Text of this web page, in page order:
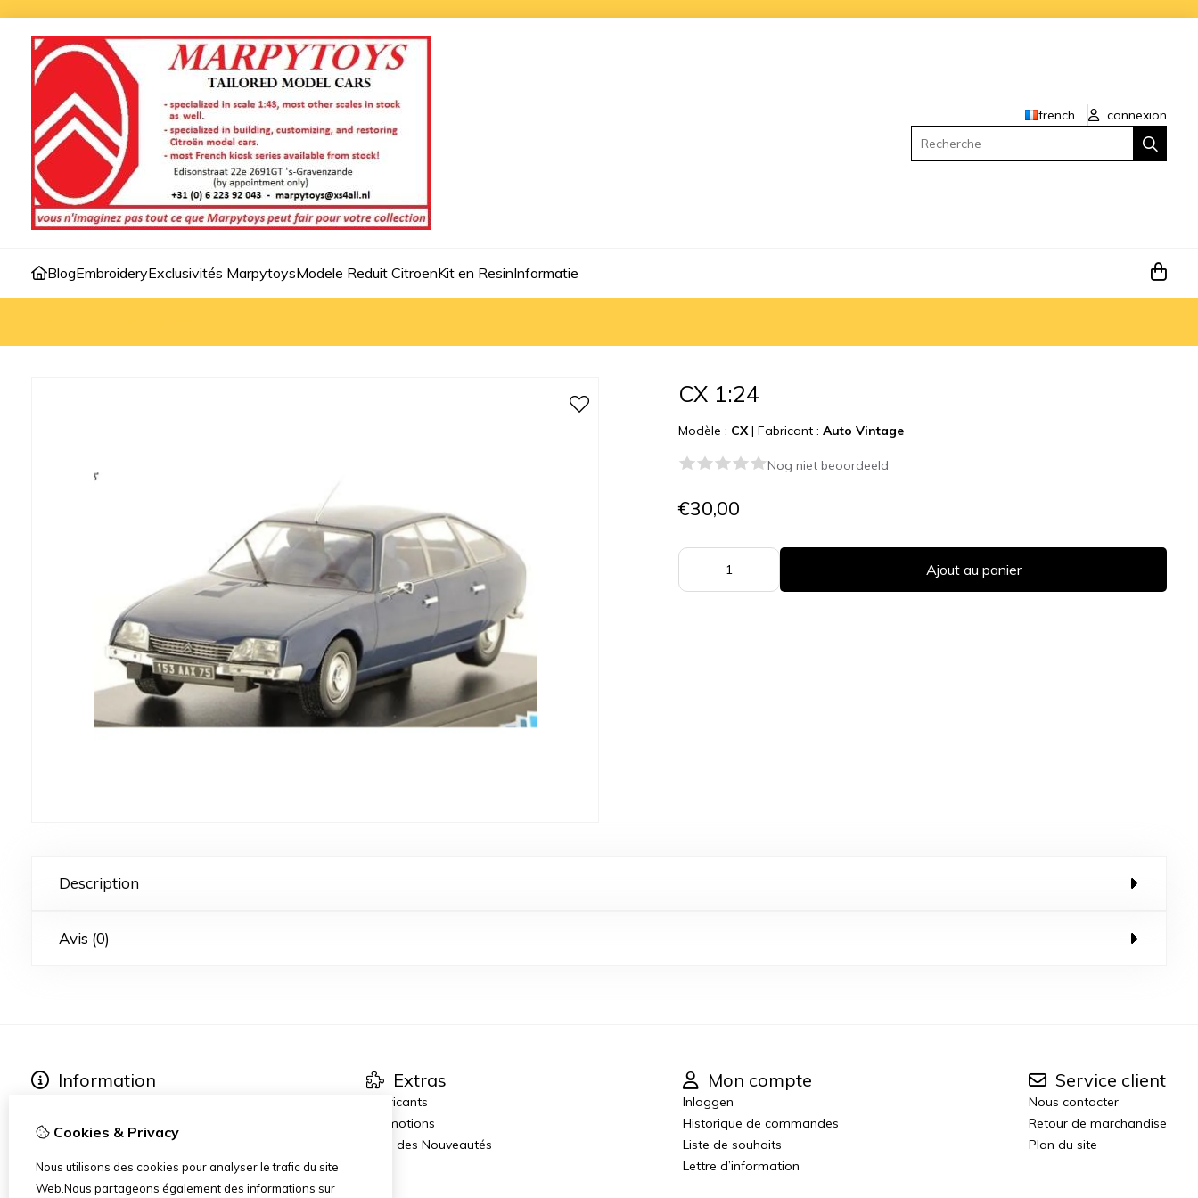
french
connexion
Recherche
BlogEmbroideryExclusivités MarpytoysModele Reduit CitroenKit en ResinInformatie
CX 1:24
Modèle : CX |Fabricant :Auto Vintage
Nog niet beoordeeld
€30,00
Ajout au panier
Description
Avis (0)
Information
Other links
Commander et Livraison
Terms and Conditions
Disclaimer
Extras
Fabricants
Promotions
Blog des Nouveautés
Mon compte
Inloggen
Historique de commandes
Liste de souhaits
Lettre d’information
Service client
Nous contacter
Retour de marchandise
Plan du site
Cookies & Privacy
Nous utilisons des cookies pour analyser le trafic du site
Web.Nous partageons également des informations sur